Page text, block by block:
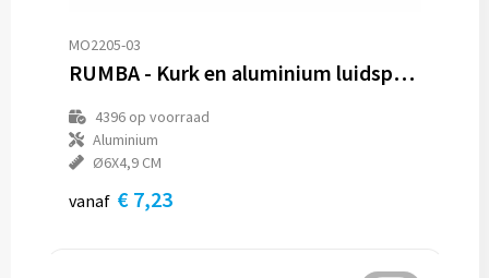
MO2205-03
RUMBA - Kurk en aluminium luidspreker
4396op voorraad
Aluminium
Ø6X4,9 CM
vanaf € 7,23